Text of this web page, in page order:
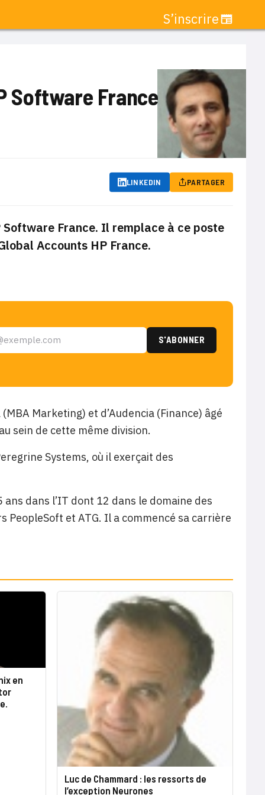
S’inscrire
Software France
LINKEDIN PARTAGER
Software France. Il remplace à ce poste
Accounts HP France.
Marketing) et d’Audencia (Finance) âgé
sein de cette même division.
Systems, où il exerçait des
dans l’IT dont 12 dans le domaine des
et ATG. Il a commencé sa carrière
en
Luc de Chammard : les ressorts de
l’exception Neurones